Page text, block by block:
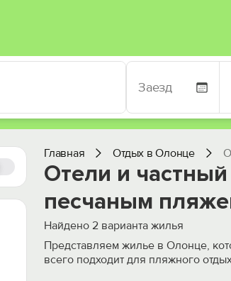
Главная Отдых в Олонце
Отели и
песчаным
Найдено 2 варианта жилья
Представляем жилье в Олонце,
всего подходит для пляжного